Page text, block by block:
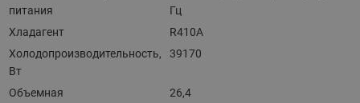
питания
Гц
Хладагент
R410A
Холодопроизводительность,
Вт
39170
Объемная
26,4